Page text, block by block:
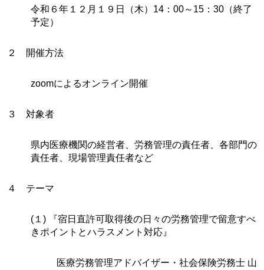
令和６年１２月１９日（木）14：00～15：30（終了
予定）
２ 開催方法
zoomによるオンライン開催
３ 対象者
県内医療機関の経営者、労務管理の責任者、各部門の
責任者、現場管理責任者など
４ テーマ
(１) 『宿日直許可取得後の日々の労務管理で留意すべ
きポイントとハラスメント対応』
医療労務管理アドバイザー・社会保険労務士 山